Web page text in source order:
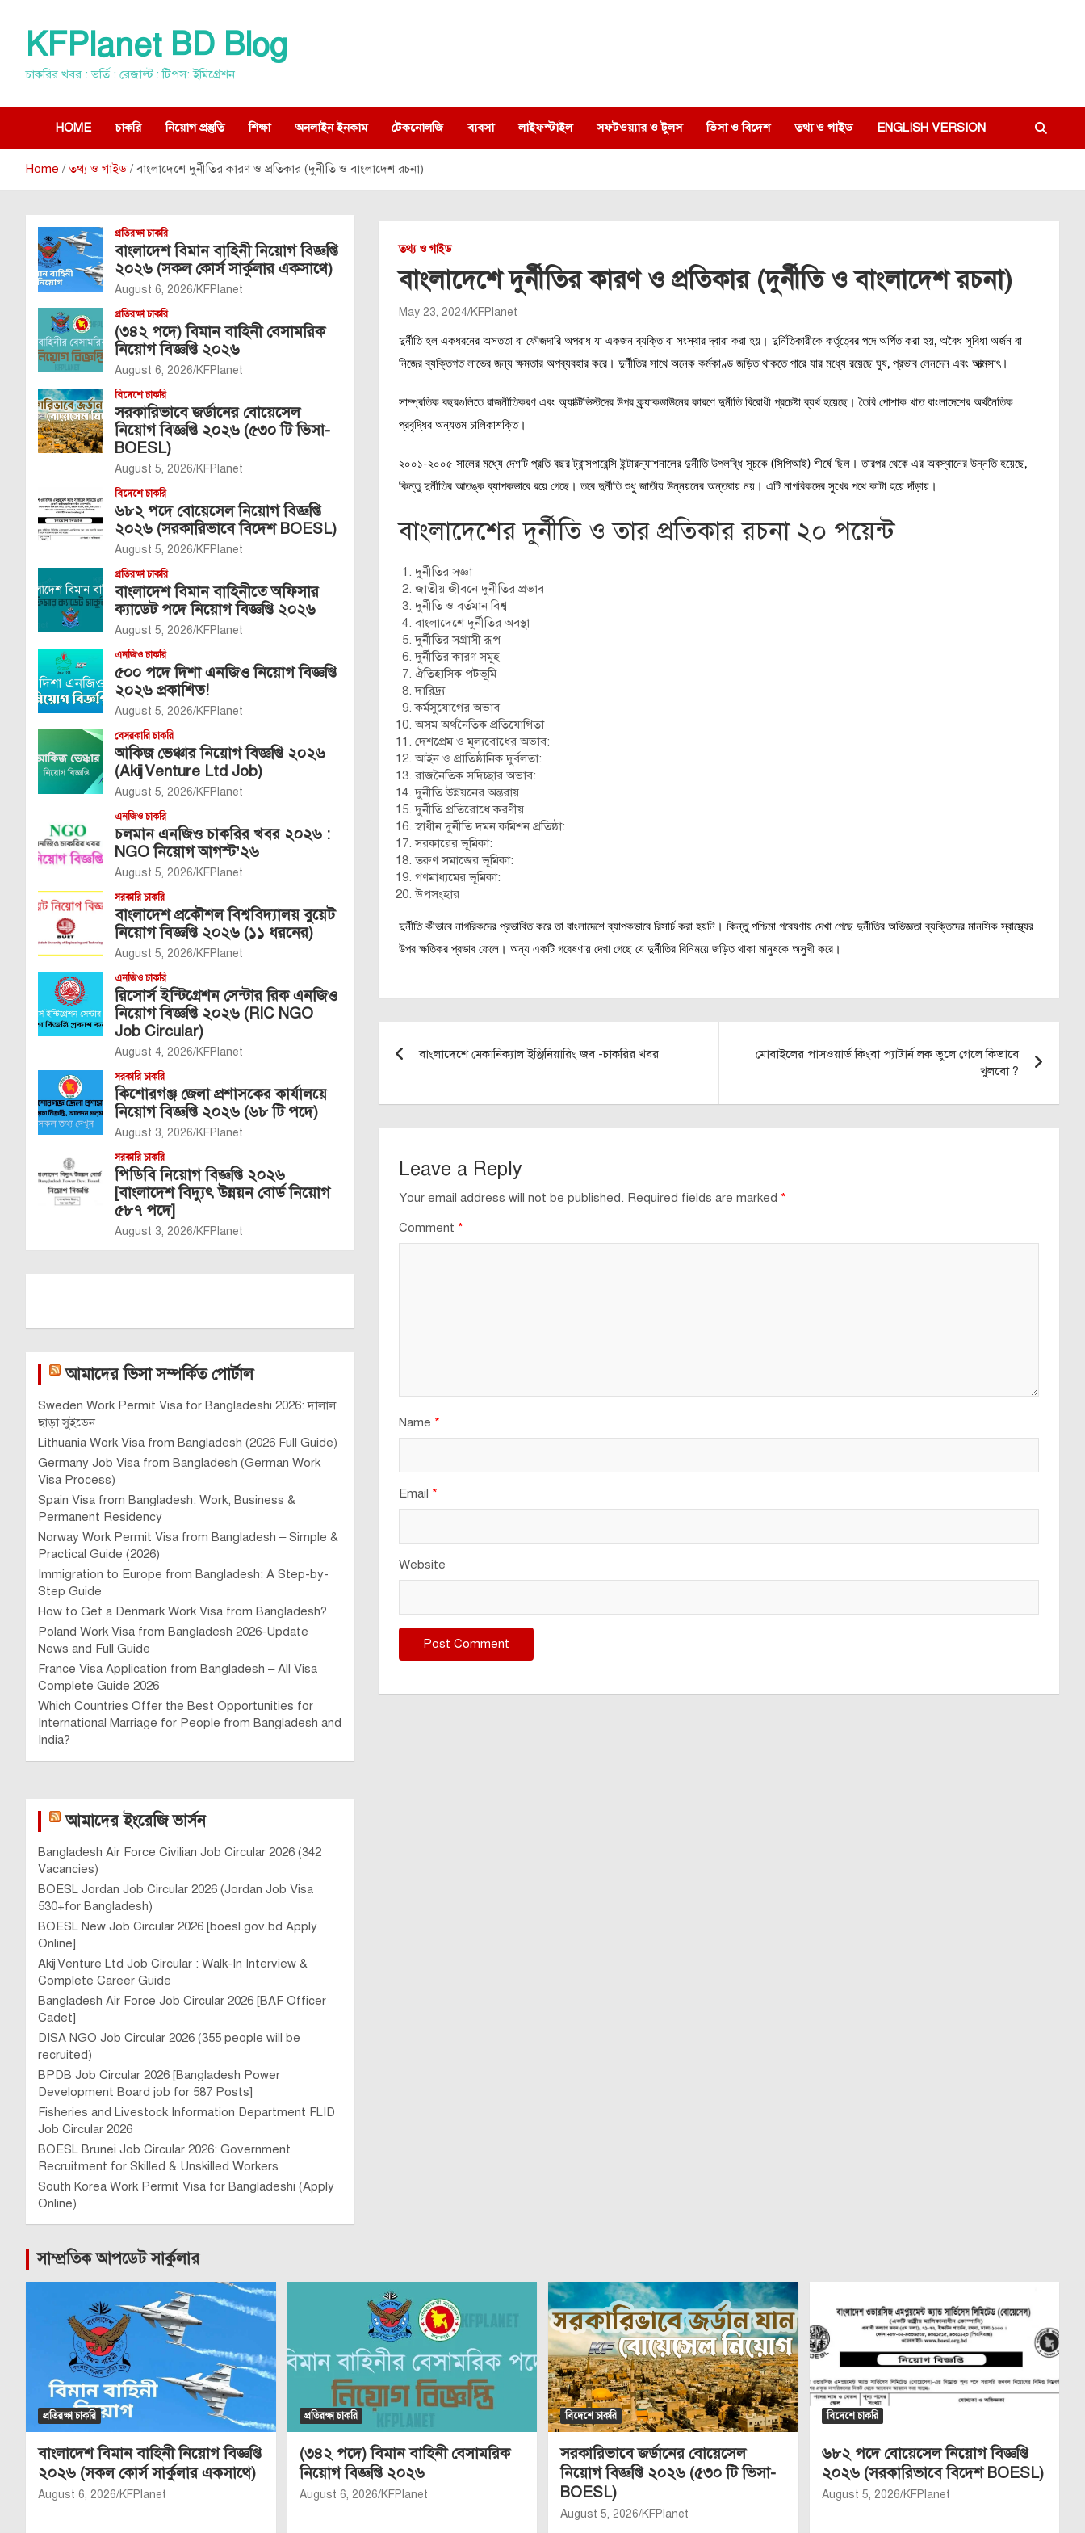
contentKFPlanet BD Blog
চাকরির খবর : ভর্তি : রেজাল্ট : টিপস: ইমিগ্রেশন
HOME চাকরি নিয়োগ প্রস্তুতি শিক্ষা অনলাইন ইনকাম টেকনোলজি ব্যবসা লাইফস্টাইল সফটওয়্যার ও টুলস ভিসা ও বিদেশ তথ্য ও গাইড ENGLISH VERSION
Home তথ্য ও গাইড বাংলাদেশে দুর্নীতির কারণ ও প্রতিকার (দুর্নীতি ও বাংলাদেশ রচনা)
তথ্য ও গাইড
বাংলাদেশে দুর্নীতির কারণ ও প্রতিকার (দুর্নীতি ও বাংলাদেশ রচনা)
May 23, 2024 KFPlanet
দুর্নীতি হল একধরনের অসততা বা ফৌজদারি অপরাধ যা একজন ব্যক্তি বা সংস্থার দ্বারা করা হয়। দুর্নিতিকারীকে কর্তৃত্বের পদে অর্পিত করা হয়, অবৈধ সুবিধা অর্জন বা
নিজের ব্যক্তিগত লাভের জন্য ক্ষমতার অপব্যবহার করে। দুর্নীতির সাথে অনেক কর্মকাণ্ড জড়িত থাকতে পারে যার মধ্যে রয়েছে ঘুষ, প্রভাব লেনদেন এবং আত্মসাৎ।
সাম্প্রতিক বছরগুলিতে রাজনীতিকরণ এবং অ্যাক্টিভিস্টদের উপর ক্র্যাকডাউনের কারণে দুর্নীতি বিরোধী প্রচেষ্টা ব্যর্থ হয়েছে। তৈরি পোশাক খাত বাংলাদেশের অর্থনৈতিক
প্রবৃদ্ধির অন্যতম চালিকাশক্তি।
২০০১-২০০৫ সালের মধ্যে দেশটি প্রতি বছর ট্রান্সপারেন্সি ইন্টারন্যাশনালের দুর্নীতি উপলব্ধি সূচকে (সিপিআই) শীর্ষে ছিল। তারপর থেকে এর অবস্থানের উন্নতি হয়েছে,
কিন্তু দুর্নীতির আতঙ্ক ব্যাপকভাবে রয়ে গেছে। তবে দুর্নীতি শুধু জাতীয় উন্নয়নের অন্তরায় নয়। এটি নাগরিকদের সুখের পথে কাটা হয়ে দাঁড়ায়।
বাংলাদেশের দুর্নীতি ও তার প্রতিকার রচনা ২০ পয়েন্ট
দুর্নীতির সজ্ঞা
জাতীয় জীবনে দুর্নীতির প্রভাব
দুর্নীতি ও বর্তমান বিশ্ব
বাংলাদেশে দুর্নীতির অবস্থা
দুর্নীতির সগ্রাসী রূপ
দুর্নীতির কারণ সমূহ
ঐতিহাসিক পটভূমি
দারিদ্র্য
কর্মসুযোগের অভাব
অসম অর্থনৈতিক প্রতিযোগিতা
দেশপ্রেম ও মূল্যবোধের অভাব:
আইন ও প্রাতিষ্ঠানিক দুর্বলতা:
রাজনৈতিক সদিচ্ছার অভাব:
দুনীতি উন্নয়নের অন্তরায়
দুর্নীতি প্রতিরােধে করণীয়
স্বাধীন দুর্নীতি দমন কমিশন প্রতিষ্ঠা:
সরকারের ভূমিকা:
তরুণ সমাজের ভূমিকা:
গণমাধ্যমের ভূমিকা:
উপসংহার
দুর্নীতি কীভাবে নাগরিকদের প্রভাবিত করে তা বাংলাদেশে ব্যাপকভাবে রিসার্চ করা হয়নি। কিন্তু পশ্চিমা গবেষণায় দেখা গেছে দুর্নীতির অভিজ্ঞতা ব্যক্তিদের মানসিক স্বাস্থ্যের
উপর ক্ষতিকর প্রভাব ফেলে। অন্য একটি গবেষণায় দেখা গেছে যে দুর্নীতির বিনিময়ে জড়িত থাকা মানুষকে অসুখী করে।
navigation
বাংলাদেশে মেকানিক্যাল ইঞ্জিনিয়ারিং জব -চাকরির খবর
মোবাইলের পাসওয়ার্ড কিংবা প্যাটার্ন লক ভুলে গেলে কিভাবে
খুলবো ?
Leave a Reply
Your email address will not be published. Required fields are marked *
Comment *
Name *
Email *
Website
প্রতিরক্ষা চাকরি
বাংলাদেশ বিমান বাহিনী নিয়োগ বিজ্ঞপ্তি
২০২৬ (সকল কোর্স সার্কুলার একসাথে)
August 6, 2026 KFPlanet
প্রতিরক্ষা চাকরি
(৩৪২ পদে) বিমান বাহিনী বেসামরিক
নিয়োগ বিজ্ঞপ্তি ২০২৬
August 6, 2026 KFPlanet
বিদেশে চাকরি
সরকারিভাবে জর্ডানের বোয়েসেল
নিয়োগ বিজ্ঞপ্তি ২০২৬ (৫৩০ টি ভিসা-
BOESL)
August 5, 2026 KFPlanet
বিদেশে চাকরি
৬৮২ পদে বোয়েসেল নিয়োগ বিজ্ঞপ্তি
২০২৬ (সরকারিভাবে বিদেশ BOESL)
August 5, 2026 KFPlanet
প্রতিরক্ষা চাকরি
বাংলাদেশ বিমান বাহিনীতে অফিসার
ক্যাডেট পদে নিয়োগ বিজ্ঞপ্তি ২০২৬
August 5, 2026 KFPlanet
এনজিও চাকরি
৫০০ পদে দিশা এনজিও নিয়োগ বিজ্ঞপ্তি
২০২৬ প্রকাশিত!
August 5, 2026 KFPlanet
বেসরকারি চাকরি
আকিজ ভেঞ্চার নিয়োগ বিজ্ঞপ্তি ২০২৬
(Akij Venture Ltd Job)
August 5, 2026 KFPlanet
এনজিও চাকরি
চলমান এনজিও চাকরির খবর ২০২৬ :
NGO নিয়োগ আগস্ট’২৬
August 5, 2026 KFPlanet
সরকারি চাকরি
বাংলাদেশ প্রকৌশল বিশ্ববিদ্যালয় বুয়েট
নিয়োগ বিজ্ঞপ্তি ২০২৬ (১১ ধরনের)
August 5, 2026 KFPlanet
এনজিও চাকরি
রিসোর্স ইন্টিগ্রেশন সেন্টার রিক এনজিও
নিয়োগ বিজ্ঞপ্তি ২০২৬ (RIC NGO
Job Circular)
August 4, 2026 KFPlanet
সরকারি চাকরি
কিশোরগঞ্জ জেলা প্রশাসকের কার্যালয়ে
নিয়োগ বিজ্ঞপ্তি ২০২৬ (৬৮ টি পদে)
August 3, 2026 KFPlanet
সরকারি চাকরি
পিডিবি নিয়োগ বিজ্ঞপ্তি ২০২৬
[বাংলাদেশ বিদ্যুৎ উন্নয়ন বোর্ড নিয়োগ
৫৮৭ পদে]
August 3, 2026 KFPlanet
আমাদের ভিসা সম্পর্কিত পোর্টাল
Sweden Work Permit Visa for Bangladeshi 2026: দালাল
ছাড়া সুইডেন
Lithuania Work Visa from Bangladesh (2026 Full Guide)
Germany Job Visa from Bangladesh (German Work
Visa Process)
Spain Visa from Bangladesh: Work, Business &
Permanent Residency
Norway Work Permit Visa from Bangladesh – Simple &
Practical Guide (2026)
Immigration to Europe from Bangladesh: A Step-by-
Step Guide
How to Get a Denmark Work Visa from Bangladesh?
Poland Work Visa from Bangladesh 2026-Update
News and Full Guide
France Visa Application from Bangladesh – All Visa
Complete Guide 2026
Which Countries Offer the Best Opportunities for
International Marriage for People from Bangladesh and
India?
আমাদের ইংরেজি ভার্সন
Bangladesh Air Force Civilian Job Circular 2026 (342
Vacancies)
BOESL Jordan Job Circular 2026 (Jordan Job Visa
530+for Bangladesh)
BOESL New Job Circular 2026 [boesl.gov.bd Apply
Online]
Akij Venture Ltd Job Circular : Walk-In Interview &
Complete Career Guide
Bangladesh Air Force Job Circular 2026 [BAF Officer
Cadet]
DISA NGO Job Circular 2026 (355 people will be
recruited)
BPDB Job Circular 2026 [Bangladesh Power
Development Board job for 587 Posts]
Fisheries and Livestock Information Department FLID
Job Circular 2026
BOESL Brunei Job Circular 2026: Government
Recruitment for Skilled & Unskilled Workers
South Korea Work Permit Visa for Bangladeshi (Apply
Online)
সাম্প্রতিক আপডেট সার্কুলার
প্রতিরক্ষা চাকরি
বাংলাদেশ বিমান বাহিনী নিয়োগ বিজ্ঞপ্তি
২০২৬ (সকল কোর্স সার্কুলার একসাথে)
August 6, 2026 KFPlanet
প্রতিরক্ষা চাকরি
(৩৪২ পদে) বিমান বাহিনী বেসামরিক
নিয়োগ বিজ্ঞপ্তি ২০২৬
August 6, 2026 KFPlanet
বিদেশে চাকরি
সরকারিভাবে জর্ডানের বোয়েসেল
নিয়োগ বিজ্ঞপ্তি ২০২৬ (৫৩০ টি ভিসা-
BOESL)
August 5, 2026 KFPlanet
বিদেশে চাকরি
৬৮২ পদে বোয়েসেল নিয়োগ বিজ্ঞপ্তি
২০২৬ (সরকারিভাবে বিদেশ BOESL)
August 5, 2026 KFPlanet